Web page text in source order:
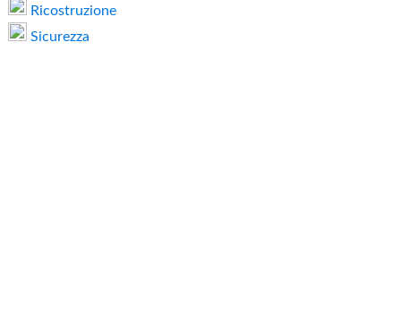
Ricostruzione
Sicurezza